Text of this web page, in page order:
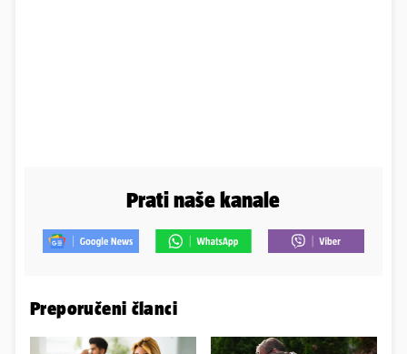
Prati naše kanale
Preporučeni članci